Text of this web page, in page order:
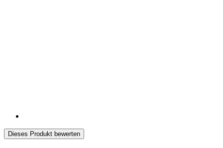
Dieses Produkt bewerten